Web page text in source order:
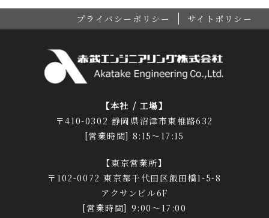
プライバシーポリシー サイトポリシー
【本社 / 工場】
〒410-0302 静岡県沼津市東椎路632
[営業時間] 8:15～17:15
【東京営業所】
〒102-0072 東京都千代田区飯田橋1-5-8
アクサンビル6F
[営業時間] 9:00～17:00